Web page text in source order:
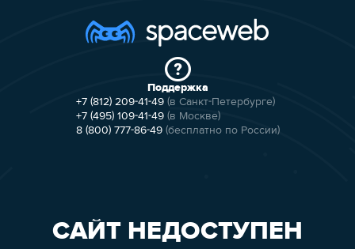
Поддержка
+7 (812) 209-41-49 (в Санкт-Петербурге)
+7 (495) 109-41-49 (в Москве)
8 (800) 777-86-49 (бесплатно по России)
САЙТ НЕДОСТУПЕН